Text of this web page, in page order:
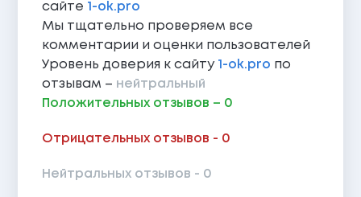
сайте 1-ok.pro
Мы тщательно проверяем все
комментарии и оценки пользователей
Уровень доверия к сайту 1-ok.pro по
отзывам – нейтральный
Положительных отзывов – 0
Отрицательных отзывов - 0
Нейтральных отзывов - 0